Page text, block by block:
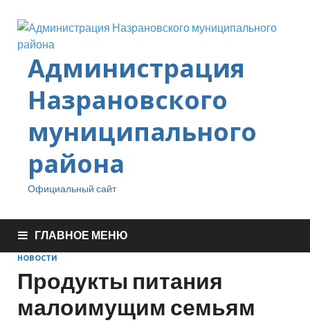
Администрация
Назрановского
муниципального
района
Официальный сайт
ГЛАВНОЕ МЕНЮ
НОВОСТИ
Продукты питания
малоимущим семьям